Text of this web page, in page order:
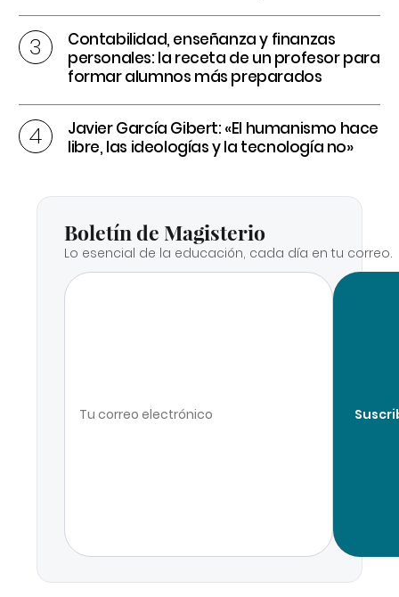
Contabilidad, enseñanza y finanzas
personales: la receta de un profesor para
formar alumnos más preparados
Javier García Gibert: «El humanismo hace
libre, las ideologías y la tecnología no»
Boletín de Magisterio
Lo esencial de la educación, cada día en tu correo.